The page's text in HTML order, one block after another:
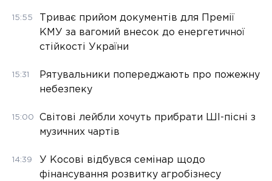
15:55
Триває прийом документів для Премії
КМУ за вагомий внесок до енергетичної
стійкості України
15:31
Рятувальники попереджають про пожежну
небезпеку
15:00
Світові лейбли хочуть прибрати ШІ-пісні з
музичних чартів
14:39
У Косові відбувся семінар щодо
фінансування розвитку агробізнесу